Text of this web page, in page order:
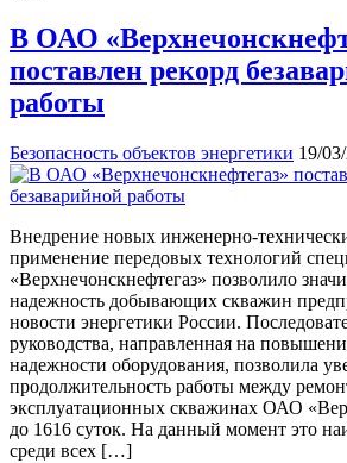
В ОАО
поставлен рекорд
работы
Безопасность объектов энергетики 19/
Внедрение новых инженерно-
применение передовых технологий
«Верхнечонскнефтегаз» позволило
надежность добывающих скважин
новости энергетики России.
руководства, направленная на
надежности оборудования, позволила
продолжительность работы между
эксплуатационных скважинах ОАО
до 1616 суток. На данный момент это
среди всех […]